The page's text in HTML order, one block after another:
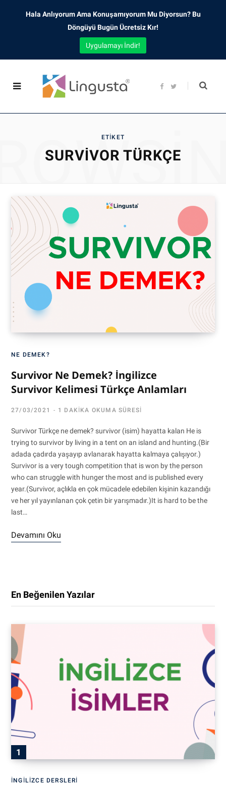
F
b
t
ETIKET
SURVIVOR TÜRKÇE
NE DEMEK?
Survivor Ne Demek? İngilizce
Survivor Kelimesi Türkçe Anlamları
27/03/2021 1 DAKIKA OKUMA SÜRESI
Survivor Türkçe ne demek? survivor (isim) hayatta kalan He is
trying to survivor by living in a tent on an island and hunting.(Bir
adada çadırda yaşayıp avlanarak hayatta kalmaya çalışıyor.)
Survivor is a very tough competition that is won by the person
who can struggle with hunger the most and is published every
year.(Survivor, açlıkla en çok mücadele edebilen kişinin kazandığı
ve her yıl yayınlanan çok çetin bir yarışmadır.)It is hard to be the
last…
Devamını Oku
En Beğenilen Yazılar
İNGILIZCE DERSLERI
Hala Anlıyorum Ama Konuşamıyorum Mu Diyorsun? Bu
Döngüyü Bugün Ücretsiz Kır!
Uygulamayı İndir!